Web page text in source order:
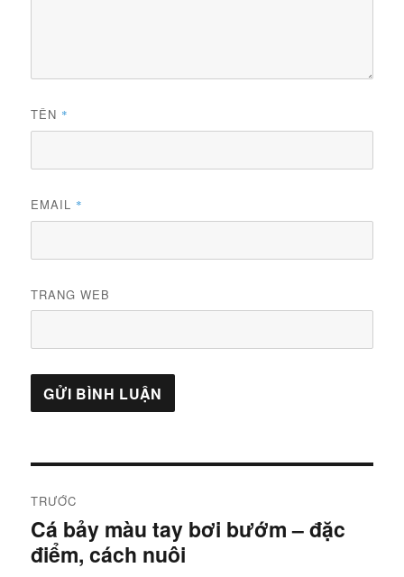
TÊN *
EMAIL *
TRANG WEB
hướng
bài
TRƯỚC
Bài
viết
Cá bảy màu tay bơi bướm – đặc
điểm, cách nuôi